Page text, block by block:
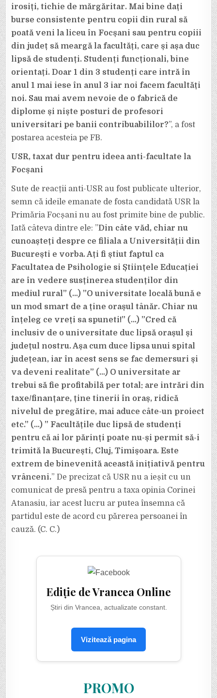
irosiți, tichie de mărgăritar. Mai bine dați
burse consistente pentru copii din rural să
poată veni la liceu în Focșani sau pentru copiii
din județ să meargă la facultăți, care și așa duc
lipsă de studenți. Studenți funcționali, bine
orientați. Doar 1 din 3 studenți care intră în
anul 1 mai iese în anul 3 iar noi facem facultăți
noi. Sau mai avem nevoie de o fabrică de
diplome și niște posturi de profesori
universitari pe banii contribuabililor?”, a fost
postarea acesteia pe FB.
USR, taxat dur pentru ideea anti-facultate la
Focșani
Sute de reacții anti-USR au fost publicate ulterior,
semn că ideile emanate de fosta candidată USR la
Primăria Focșani nu au fost primite bine de public.
Iată câteva dintre ele: ”Din câte văd, chiar nu
cunoașteți despre ce filiala a Universității din
București e vorba. Ați fi știut faptul ca
Facultatea de Psihologie si Științele Educației
are în vedere susținerea studenților din
mediul rural” (…) ”O universitate locală bună e
un mod smart de a ține orașul tânăr. Chiar nu
înțeleg ce vreți sa spuneti!” (…) ”Cred că
inclusiv de o universitate duc lipsă orașul și
județul nostru. Așa cum duce lipsa unui spital
județean, iar în acest sens se fac demersuri și
va deveni realitate” (…) O universitate ar
trebui să fie profitabilă per total: are intrări din
taxe/finanțare, ține tinerii în oraș, ridică
nivelul de pregătire, mai aduce câte-un proiect
etc.” (…) ” Facultățile duc lipsă de studenți
pentru că ai lor părinți poate nu-și permit să-i
trimită la București, Cluj, Timișoara. Este
extrem de binevenită această inițiativă pentru
vrânceni.” De precizat că USR nu a ieșit cu un
comunicat de presă pentru a taxa opinia Corinei
Atanasiu, iar acest lucru ar putea însemna că
partidul este de acord cu părerea persoanei în
cauză. (C. C.)
Ediție de Vrancea Online
Știri din Vrancea, actualizate constant.
Vizitează pagina
PROMO